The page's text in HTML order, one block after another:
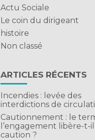
Actu Sociale
Le coin du dirigeant
histoire
Non classé
ARTICLES RÉCENTS
Incendies : levée des
interdictions de
Cautionnement : le
l’engagement libère-t-
caution ?